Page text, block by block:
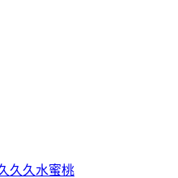
久久水蜜桃